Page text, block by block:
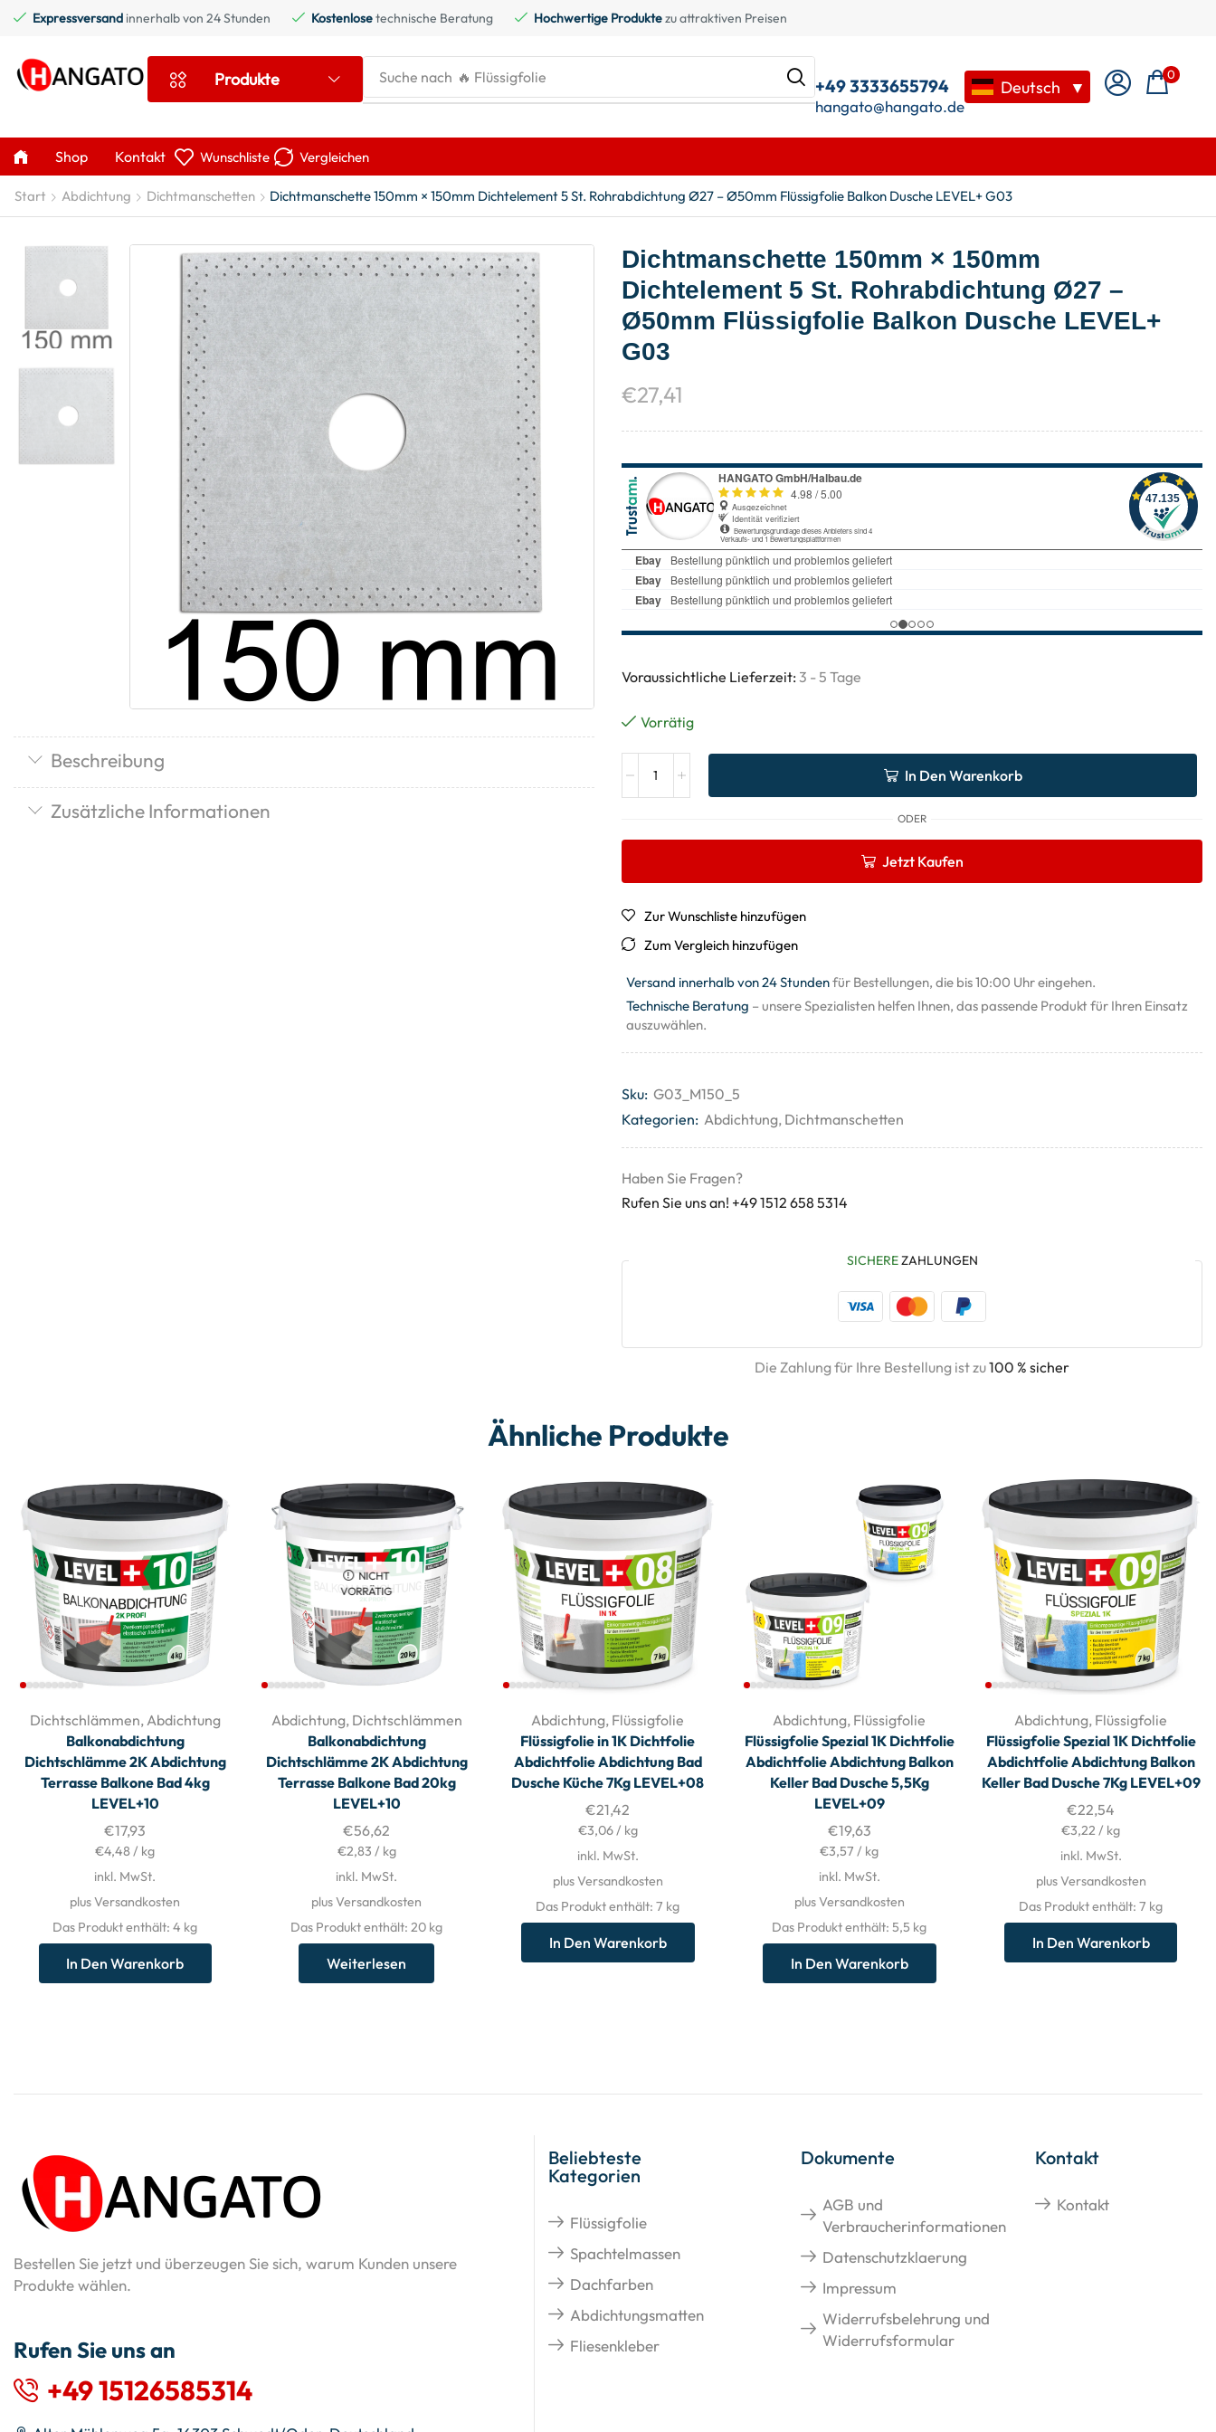
Expressversand innerhalb von 24 Stunden Kostenlosetechnische Beratung Hochwertige Produktezu attraktiven Preisen
Produkte Suche nach 🔥 Flüssigfolie +49 3333655794
hangato@hangato.de
Deutsch ▼
0
Shop Kontakt Wunschliste Vergleichen
Start Abdichtung Dichtmanschetten Dichtmanschette 150mm × 150mm Dichtelement 5 St. Rohrabdichtung Ø27 – Ø50mm Flüssigfolie Balkon Dusche LEVEL+ G03
Beschreibung
Zusätzliche Informationen
Dichtmanschette 150mm × 150mm
Dichtelement 5 St. Rohrabdichtung Ø27 –
Ø50mm Flüssigfolie Balkon Dusche LEVEL+
G03
€27,41
Voraussichtliche Lieferzeit: 3 - 5 Tage
Vorrätig
In Den Warenkorb
ODER
Jetzt Kaufen
Zur Wunschliste hinzufügen
Zum Vergleich hinzufügen
Versand innerhalb von 24 Stundenfür Bestellungen, die bis 10:00 Uhr eingehen.
Technische Beratung – unsere Spezialisten helfen Ihnen, das passende Produkt für Ihren Einsatz
auszuwählen.
Sku: G03_M150_5
Kategorien: Abdichtung, Dichtmanschetten
Haben Sie Fragen?
Rufen Sie uns an! +49 1512 658 5314
SICHEREZAHLUNGEN
Die Zahlung für Ihre Bestellung ist zu100 % sicher
Ähnliche Produkte
Dichtschlämmen, Abdichtung
Balkonabdichtung
Dichtschlämme 2K Abdichtung
Terrasse Balkone Bad 4kg
LEVEL+10
€17,93
€4,48/ kg
inkl. MwSt.
plus Versandkosten
Das Produkt enthält: 4 kg
In Den Warenkorb
NICHT
VORRÄTIG
Abdichtung, Dichtschlämmen
Balkonabdichtung
Dichtschlämme 2K Abdichtung
Terrasse Balkone Bad 20kg
LEVEL+10
€56,62
€2,83 / kg
inkl. MwSt.
plus Versandkosten
Das Produkt enthält: 20 kg
Weiterlesen
Abdichtung, Flüssigfolie
Flüssigfolie in 1K Dichtfolie
Abdichtfolie Abdichtung Bad
Dusche Küche 7Kg LEVEL+08
€21,42
€3,06/ kg
inkl. MwSt.
plus Versandkosten
Das Produkt enthält: 7 kg
In Den Warenkorb
Abdichtung, Flüssigfolie
Flüssigfolie Spezial 1K Dichtfolie
Abdichtfolie Abdichtung Balkon
Keller Bad Dusche 5,5Kg
LEVEL+09
€19,63
€3,57 / kg
inkl. MwSt.
plus Versandkosten
Das Produkt enthält: 5,5 kg
In Den Warenkorb
Abdichtung, Flüssigfolie
Flüssigfolie Spezial 1K Dichtfolie
Abdichtfolie Abdichtung Balkon
Keller Bad Dusche 7Kg LEVEL+09
€22,54
€3,22 / kg
inkl. MwSt.
plus Versandkosten
Das Produkt enthält: 7 kg
In Den Warenkorb
Bestellen Sie jetzt und überzeugen Sie sich, warum Kunden unsere
Produkte wählen.
Rufen Sie uns an
+49 15126585314
Beliebteste
Kategorien
Flüssigfolie
Spachtelmassen
Dachfarben
Abdichtungsmatten
Fliesenkleber
Dokumente
AGB und
Verbraucherinformationen
Datenschutzklaerung
Impressum
Widerrufsbelehrung und
Widerrufsformular
Kontakt
Kontakt